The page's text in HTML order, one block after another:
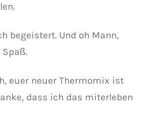
begeistert. Und oh Mann,
euer neuer Thermomix ist
dass ich das miterleben